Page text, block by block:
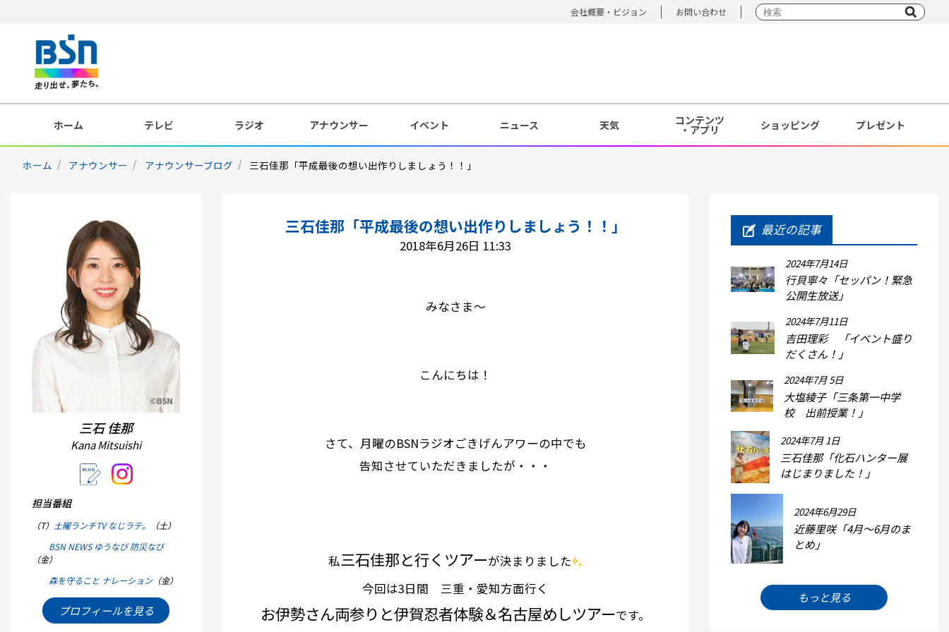
会社概要・ビジョン お問い合わせ
ホーム テレビ ラジオ アナウンサー イベント ニュース 天気 コンテンツ
・アプリ ショッピング プレゼント
ホーム アナウンサー アナウンサーブログ 三石佳那「平成最後の想い出作りしましょう！！」
三石 佳那
Kana Mitsuishi
担当番組
（T） 土曜ランチTV なじラテ。
（土）
BSN NEWS ゆうなび 防災なび
（金）
森を守ること ナレーション（金）
プロフィールを見る
三石佳那「平成最後の想い出作りしましょう！！」
2018年6月26日 11:33
みなさま～
こんにちは！
さて、月曜のBSNラジオごきげんアワーの中でも
告知させていただきましたが・・・
私三石佳那と行くツアーが決まりました
今回は3日間 三重・愛知方面行く
お伊勢さん両参りと伊賀忍者体験＆名古屋めしツアーです。
最近の記事
2024年7月14日
行貝寧々「セッパン！緊急
公開生放送」
2024年7月11日
吉田理彩 「イベント盛り
だくさん！」
2024年7月 5日
大塩綾子「三条第一中学
校 出前授業！」
2024年7月 1日
三石佳那「化石ハンター展
はじまりました！」
2024年6月29日
近藤里咲「4月～6月のま
とめ」
もっと見る